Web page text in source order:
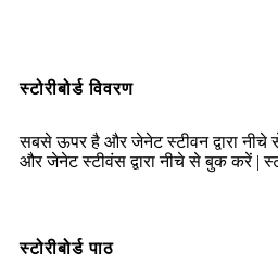
स्टोरीबोर्ड विवरण
सबसे ऊपर है और जेनेट स्टीवन द्वारा
और जेनेट स्टीवंस द्वारा नीचे से बुक करें |
स्टोरीबोर्ड पाठ